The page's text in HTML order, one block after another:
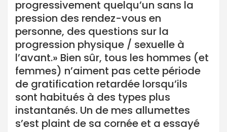
progressivement quelqu’un sans la
pression des rendez-vous en
personne, des questions sur la
progression physique / sexuelle à
l’avant.» Bien sûr, tous les hommes (et
femmes) n’aiment pas cette période
de gratification retardée lorsqu’ils
sont habitués à des types plus
instantanés. Un de mes allumettes
s’est plaint de sa cornée et a essayé